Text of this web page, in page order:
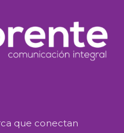
que conectan